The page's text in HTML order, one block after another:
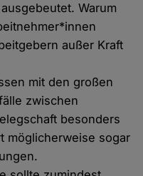
Warum
außer Kraft
mit den großen
zwischen
besonders
möglicherweise sogar